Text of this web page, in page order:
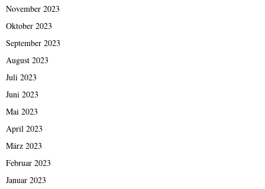
November 2023
Oktober 2023
September 2023
August 2023
Juli 2023
Juni 2023
Mai 2023
April 2023
März 2023
Februar 2023
Januar 2023